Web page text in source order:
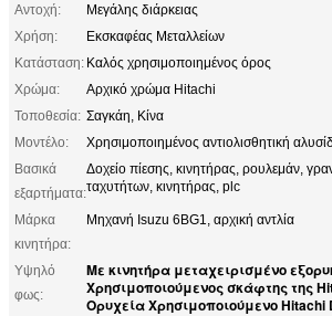
Αντοχή:
Μεγάλης διάρκειας
Χρήση:
Εκσκαφέας Μεταλλείων
Κατάσταση: Καλός χρησιμοποιημένος όρος
Χρώμα:
Αρχικό χρώμα Hitachi
Τοποθεσία: Σαγκάη, Κίνα
Μοντέλο:
Χρησιμοποιημένος αντιολισθητική
Βασικά
εξαρτήματα:
Δοχείο πίεσης, κινητήρας, ρουλεμάν,
ταχυτήτων, κινητήρας, plc
Μάρκα
κινητήρα:
Μηχανή Isuzu 6BG1, αρχική αντλία
Υψηλό
φως:
Με κινητήρα μεταχειρισμένο
Χρησιμοποιούμενος σκάφτης της
Ορυχεία Χρησιμοποιούμενο Hitachi